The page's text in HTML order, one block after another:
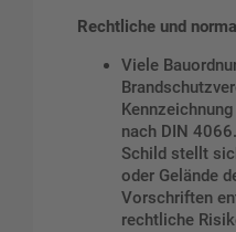
Rechtliche und
Viele
nach DIN
Schild stellt
oder Gelände
Vorschriften
rechtliche